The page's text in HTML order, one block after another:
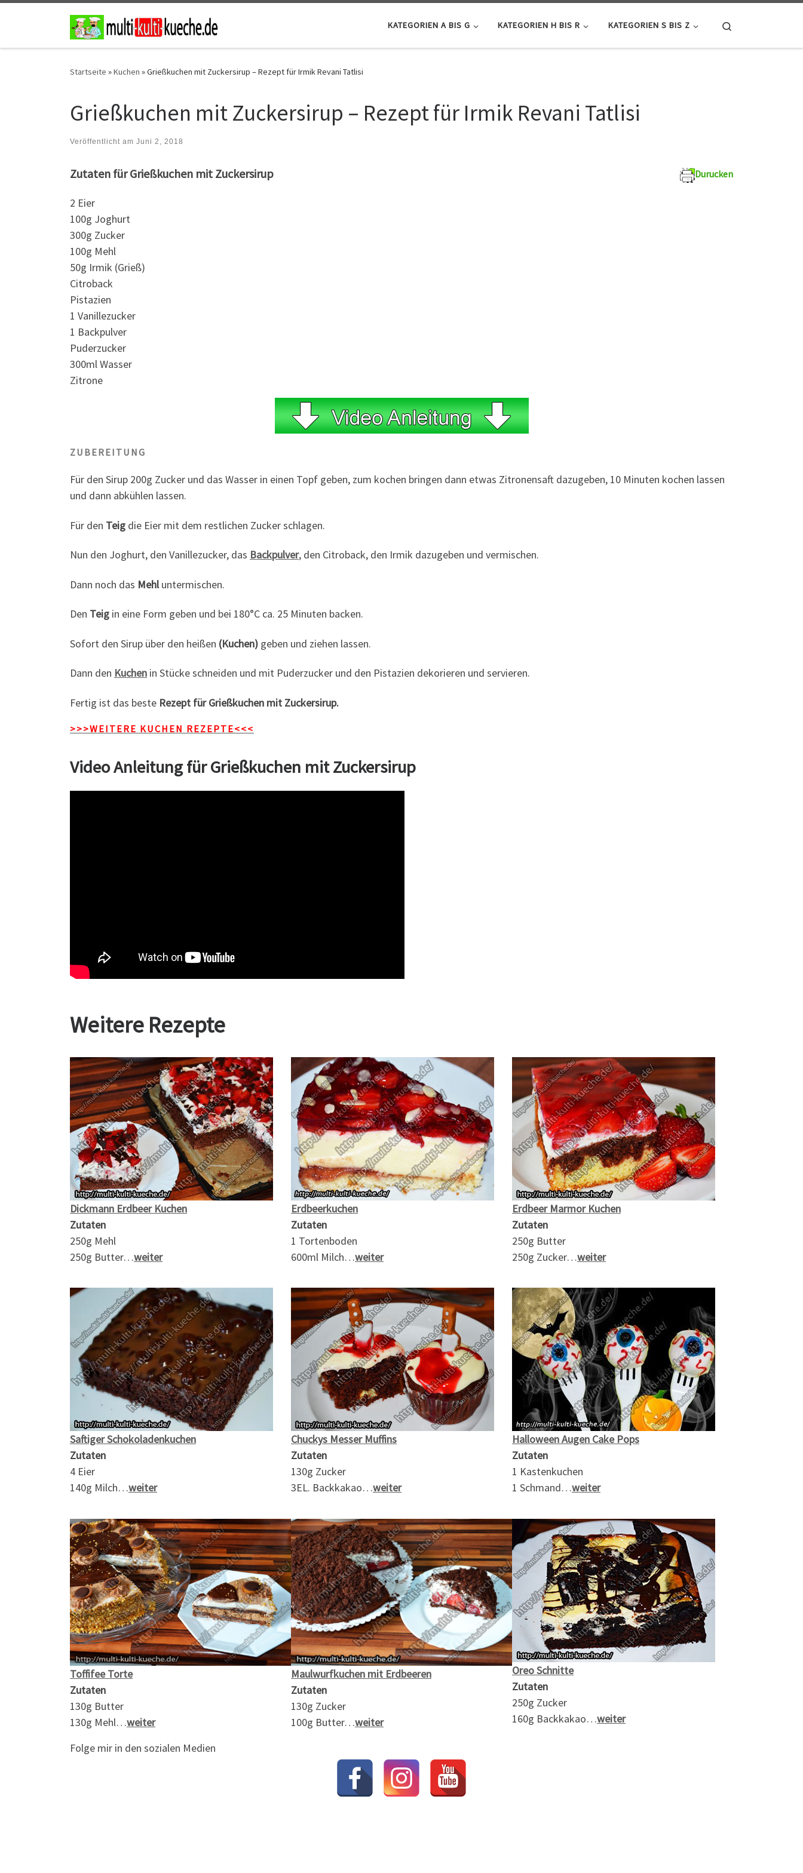
Zum Inhalt springen
KATEGORIEN A BIS G KATEGORIEN H BIS R KATEGORIEN S BIS Z
Startseite »Kuchen »Grießkuchen mit Zuckersirup – Rezept für Irmik Revani Tatlisi
Grießkuchen mit Zuckersirup – Rezept für Irmik Revani Tatlisi
Veröffentlicht am Juni 2, 2018
Durucken
Zutaten für Grießkuchen mit Zuckersirup
2 Eier
100g Joghurt
300g Zucker
100g Mehl
50g Irmik (Grieß)
Citroback
Pistazien
1 Vanillezucker
1 Backpulver
Puderzucker
300ml Wasser
Zitrone
ZUBEREITUNG
Für den Sirup 200g Zucker und das Wasser in einen Topf geben, zum kochen bringen dann etwas Zitronensaft dazugeben, 10 Minuten kochen lassen
und dann abkühlen lassen.
Für den Teig die Eier mit dem restlichen Zucker schlagen.
Nun den Joghurt, den Vanillezucker, das Backpulver, den Citroback, den Irmik dazugeben und vermischen.
Dann noch das Mehluntermischen.
Den Teig in eine Form geben und bei 180°C ca. 25 Minuten backen.
Sofort den Sirup über den heißen (Kuchen) geben und ziehen lassen.
Dann den Kuchen in Stücke schneiden und mit Puderzucker und den Pistazien dekorieren und servieren.
Fertig ist das beste Rezept für Grießkuchen mit Zuckersirup.
>>>WEITERE KUCHEN REZEPTE<<<
Video Anleitung für Grießkuchen mit Zuckersirup
Weitere Rezepte
Dickmann Erdbeer Kuchen
Zutaten
250g Mehl
250g Butter…weiter
Erdbeerkuchen
Zutaten
1 Tortenboden
600ml Milch…weiter
Erdbeer Marmor Kuchen
Zutaten
250g Butter
250g Zucker…weiter
Saftiger Schokoladenkuchen
Zutaten
4 Eier
140g Milch…weiter
Chuckys Messer Muffins
Zutaten
130g Zucker
3EL. Backkakao…weiter
Halloween Augen Cake Pops
Zutaten
1 Kastenkuchen
1 Schmand…weiter
Toffifee Torte
Zutaten
130g Butter
130g Mehl…weiter
Maulwurfkuchen mit Erdbeeren
Zutaten
130g Zucker
100g Butter…weiter
Oreo Schnitte
Zutaten
250g Zucker
160g Backkakao…weiter
Folge mir in den sozialen Medien